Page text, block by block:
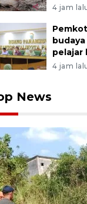
4 jam
pelajar
4 jam
News